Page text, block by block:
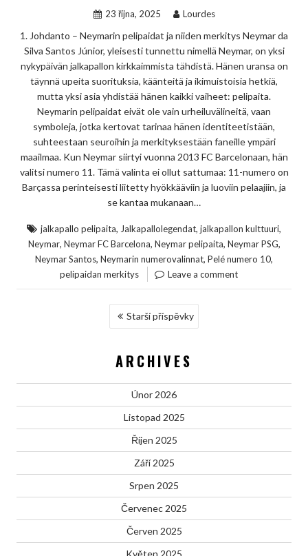
23 října, 2025 Lourdes
1. Johdanto – Neymarin pelipaidat ja niiden merkitys Neymar da
Silva Santos Júnior, yleisesti tunnettu nimellä Neymar, on yksi
nykypäivän jalkapallon kirkkaimmista tähdistä. Hänen uransa on
täynnä upeita suorituksia, käänteitä ja ikimuistoisia hetkiä,
mutta yksi asia yhdistää hänen kaikki vaiheet: pelipaita.
Neymarin pelipaidat eivät ole vain urheiluvälineitä, vaan
symboleja, jotka kertovat tarinaa hänen identiteetistään,
suhteestaan seuroihin ja merkityksestään faneille ympäri
maailmaa. Kun Neymar siirtyi vuonna 2013 FC Barcelonaan, hän
valitsi numero 11. Tämä valinta ei ollut sattumaa: 11-numero on
Barçassa perinteisesti liitetty hyökkääviin ja luoviin pelaajiin, ja
se kantaa mukanaan…
jalkapallo pelipaita, Jalkapallolegendat, jalkapallon kulttuuri,
Neymar, Neymar FC Barcelona, Neymar pelipaita, Neymar PSG,
Neymar Santos, Neymarin numerovalinnat, Pelé numero 10,
pelipaidan merkitys Leave a comment
Starší příspěvky
ARCHIVES
Únor 2026
Listopad 2025
Říjen 2025
Září 2025
Srpen 2025
Červenec 2025
Červen 2025